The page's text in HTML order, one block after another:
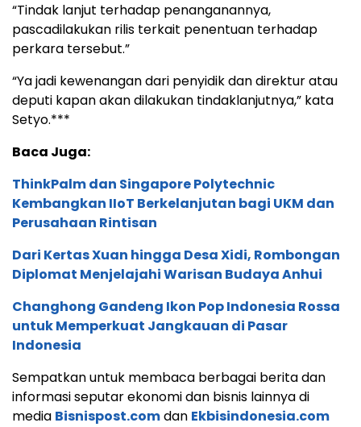
“Tindak lanjut terhadap penanganannya,
pascadilakukan rilis terkait penentuan terhadap
perkara tersebut.”
“Ya jadi kewenangan dari penyidik dan direktur atau
deputi kapan akan dilakukan tindaklanjutnya,” kata
Setyo.***
Baca Juga:
ThinkPalm dan Singapore Polytechnic
Kembangkan IIoT Berkelanjutan bagi UKM dan
Perusahaan Rintisan
Dari Kertas Xuan hingga Desa Xidi, Rombongan
Diplomat Menjelajahi Warisan Budaya Anhui
Changhong Gandeng Ikon Pop Indonesia Rossa
untuk Memperkuat Jangkauan di Pasar
Indonesia
Sempatkan untuk membaca berbagai berita dan
informasi seputar ekonomi dan bisnis lainnya di
media Bisnispost.comdan Ekbisindonesia.com